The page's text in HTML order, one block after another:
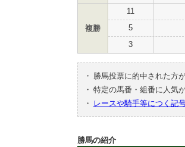
複勝
11
5
3
・
勝馬投票に的中された方
・ 特定の馬番・組番に人気
・
レースや騎手等につく記
勝馬の紹介